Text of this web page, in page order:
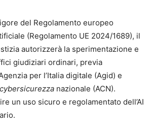
24 mesi.del Regolamento europeo
(Regolamento UE 2024/1689), il
autorizzerà la sperimentazione e
giudiziari ordinari, previa
per l’Italia digitale (Agid) e
cybersicurezza nazionale (ACN).
un uso sicuro e regolamentato dell’AI